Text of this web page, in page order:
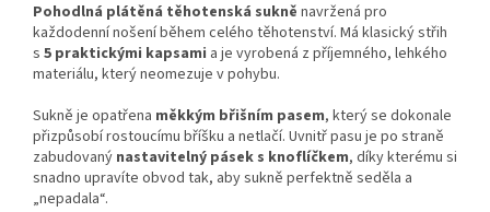
Pohodlná plátěná těhotenská sukně navržená pro
každodenní nošení během celého těhotenství. Má klasický střih
s 5 praktickými kapsami a je vyrobená z příjemného, lehkého
materiálu, který neomezuje v pohybu.
Sukně je opatřena měkkým břišním pasem, který se dokonale
přizpůsobí rostoucímu bříšku a netlačí. Uvnitř pasu je po straně
zabudovaný nastavitelný pásek s knoflíčkem, díky kterému si
snadno upravíte obvod tak, aby sukně perfektně seděla a
„nepadala“.